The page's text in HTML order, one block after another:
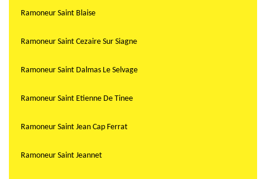
Ramoneur Saint Blaise
Ramoneur Saint Cezaire Sur Siagne
Ramoneur Saint Dalmas Le Selvage
Ramoneur Saint Etienne De Tinee
Ramoneur Saint Jean Cap Ferrat
Ramoneur Saint Jeannet